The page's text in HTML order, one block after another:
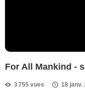
For All Mankind -
3 755 vues 18 janv.